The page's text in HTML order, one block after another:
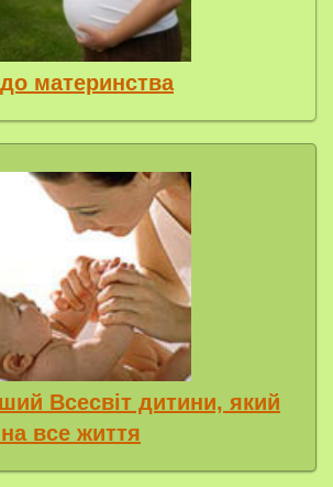
материнства
Всесвіт дитини, який
все життя